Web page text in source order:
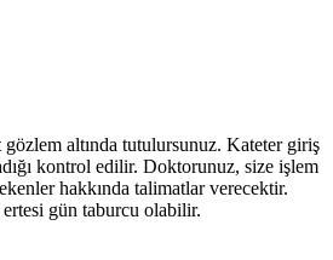
altında tutulursunuz. Kateter giriş
kontrol edilir. Doktorunuz, size işlem
hakkında talimatlar verecektir.
gün taburcu olabilir.